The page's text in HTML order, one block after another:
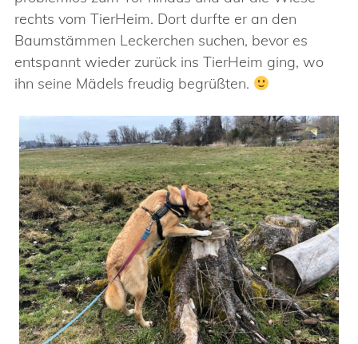
rechts vom TierHeim. Dort durfte er an den
Baumstämmen Leckerchen suchen, bevor es
entspannt wieder zurück ins TierHeim ging, wo
ihn seine Mädels freudig begrüßten.